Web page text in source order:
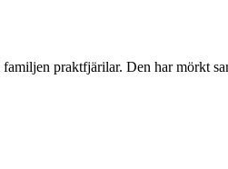
praktfjärilar. Den har mörkt